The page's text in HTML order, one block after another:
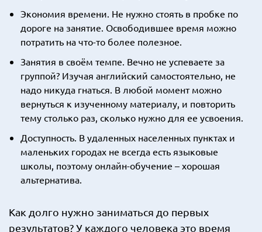
Экономия времени. Не нужно стоять в пробке по
дороге на занятие. Освободившее время можно
потратить на что-то более полезное.
Занятия в своём темпе. Вечно не успеваете за
группой? Изучая английский самостоятельно, не
надо никуда гнаться. В любой момент можно
вернуться к изученному материалу, и повторить
тему столько раз, сколько нужно для ее усвоения.
Доступность. В удаленных населенных пунктах и
маленьких городах не всегда есть языковые
школы, поэтому онлайн-обучение – хорошая
альтернатива.
Как долго нужно заниматься до первых
результатов? У каждого человека это время